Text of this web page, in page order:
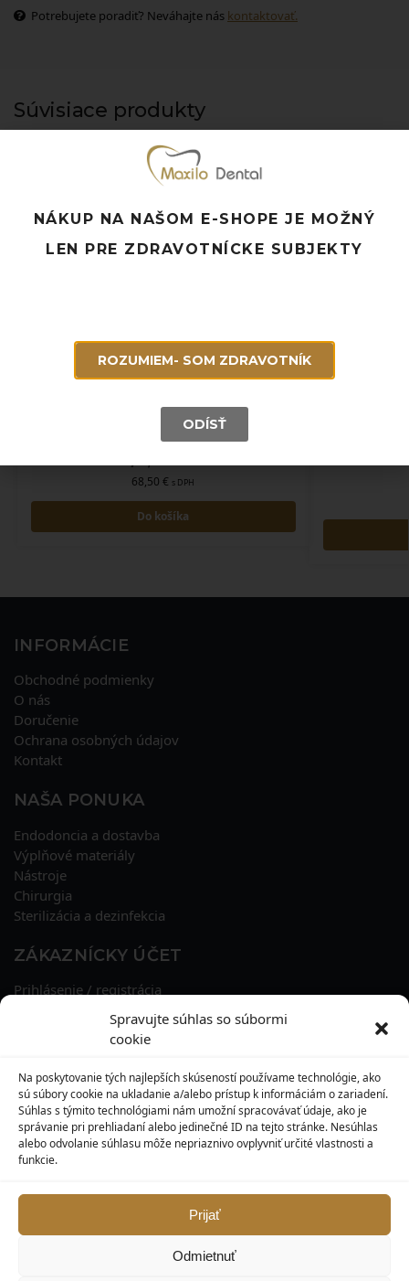
Spravujte súhlas so súbormi
cookie
Na poskytovanie tých najlepších skúseností používame technológie, ako
sú súbory cookie na ukladanie a/alebo prístup k informáciám o zariadení.
Súhlas s týmito technológiami nám umožní spracovávať údaje, ako je
správanie pri prehliadaní alebo jedinečné ID na tejto stránke. Nesúhlas
alebo odvolanie súhlasu môže nepriaznivo ovplyvniť určité vlastnosti a
funkcie.
Prijať
Odmietnuť
Potrebujete poradiť? Neváhajte nás kontaktovať.
Súvisiace produkty
68,50€ s DPH
Do košíka
INFORMÁCIE
Obchodné podmienky
O nás
Doručenie
Ochrana osobných údajov
Kontakt
NAŠA PONUKA
Endodoncia a dostavba
Výplňové materiály
Nástroje
Chirurgia
Sterilizácia a dezinfekcia
ZÁKAZNÍCKY ÚČET
Prihlásenie / registrácia
História objednávok
Zľavové kupóny
KONTAKT
MAXILO DENTAL, s. r. o.
917 05 Trnava
NÁKUP NA NAŠOM E-SHOPE JE MOŽNÝ
LEN PRE ZDRAVOTNÍCKE SUBJEKTY
ROZUMIEM- SOM ZDRAVOTNÍK
ODÍSŤ